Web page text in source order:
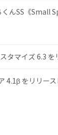
くんSS《Small
タマイズ 6.3 を
4.1β をリリー